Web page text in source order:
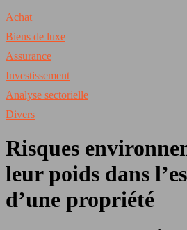
Achat
Biens de luxe
Assurance
Investissement
Analyse sectorielle
Divers
Risques
leur poids dans
d’une propriété